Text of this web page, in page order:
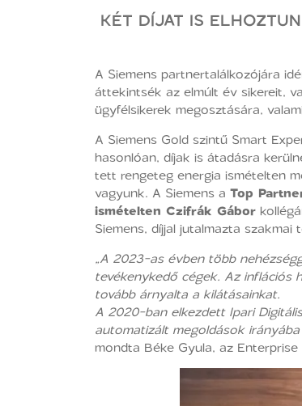
KÉT DÍJAT IS
A Siemens partnertalálkozójára
áttekintsék az elmúlt év sikereit,
ügyfélsikerek megosztására,
A Siemens Gold szintű Smart
hasonlóan, díjak is átadásra
tett rengeteg energia ismételten
vagyunk. A Siemens a Top
ismételten Czifrák Gábor
Siemens, díjjal jutalmazta szakmai
„A 2023-as évben több
tevékenykedő cégek. Az inflációs
tovább árnyalta a kilátásainkat.
A 2020-ban elkezdett Ipari
automatizált megoldások
mondta Béke Gyula, az